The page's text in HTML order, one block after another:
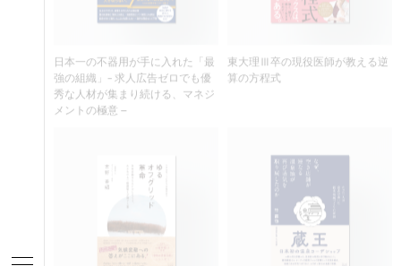
強の組織」- 求人広告ゼロでも優
秀な人材が集まり続ける、マネジ
メントの極意 –
算の方程式